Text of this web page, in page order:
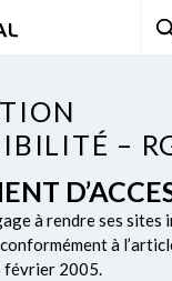
–
à rendre ses sites
à
février 2005.